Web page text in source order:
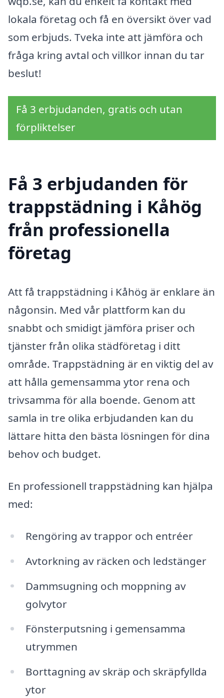
lokala företag och få en översikt över vad
som erbjuds. Tveka inte att jämföra och
fråga kring avtal och villkor innan du tar
beslut!
Få 3 erbjudanden, gratis och utan
förpliktelser
Få 3 erbjudanden för
trappstädning i Kåhög
från professionella
företag
Att få trappstädning i Kåhög är enklare än
någonsin. Med vår plattform kan du
snabbt och smidigt jämföra priser och
tjänster från olika städföretag i ditt
område. Trappstädning är en viktig del av
att hålla gemensamma ytor rena och
trivsamma för alla boende. Genom att
samla in tre olika erbjudanden kan du
lättare hitta den bästa lösningen för dina
behov och budget.
En professionell trappstädning kan hjälpa
med:
Rengöring av trappor och entréer
Avtorkning av räcken och ledstänger
Dammsugning och moppning av
golvytor
Fönsterputsning i gemensamma
utrymmen
Borttagning av skräp och skräpfyllda
ytor